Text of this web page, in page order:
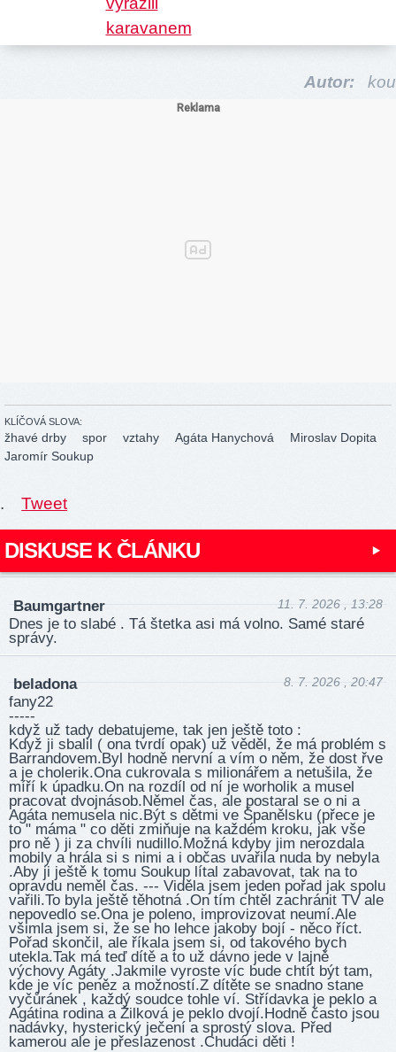
Autor: kou
KLÍČOVÁ SLOVA:
žhavé drby spor vztahy Agáta Hanychová
Miroslav Dopita
Jaromír Soukup
. Tweet
DISKUSE K ČLÁNKU
Baumgartner 11. 7. 2026 , 13:28
Dnes je to slabé . Tá štetka asi má volno. Samé staré
správy.
beladona 8. 7. 2026 , 20:47
fany22
-----
když už tady debatujeme, tak jen ještě toto :
Když ji sbalil ( ona tvrdí opak) už věděl, že má problém s
Barrandovem.Byl hodně nervní a vím o něm, že dost řve
a je cholerik.Ona cukrovala s milionářem a netušila, že
míří k úpadku.On na rozdíl od ní je worholik a musel
pracovat dvojnásob.Němel čas, ale postaral se o ni a
Agáta nemusela nic.Být s dětmi ve Španělsku (přece je
to " máma " co děti zmiňuje na každém kroku, jak vše
pro ně ) ji za chvíli nudillo.Možná kdyby jim nerozdala
mobily a hrála si s nimi a i občas uvařila nuda by nebyla
.Aby ji ještě k tomu Soukup lítal zabavovat, tak na to
opravdu neměl čas. --- Viděla jsem jeden pořad jak spolu
vařili.To byla ještě těhotná .On tím chtěl zachránit TV ale
nepovedlo se.Ona je poleno, improvizovat neumí.Ale
všimla jsem si, že se ho lehce jakoby bojí - něco říct.
Pořad skončil, ale říkala jsem si, od takového bych
utekla.Tak má teď dítě a to už dávno jede v lajně
výchovy Agáty .Jakmile vyroste víc bude chtít být tam,
kde je víc peněz a možností.Z dítěte se snadno stane
vyčůránek , každý soudce tohle ví. Střídavka je peklo a
Agátina rodina a Žilková je peklo dvojí.Hodně často jsou
nadávky, hysterický ječení a sprostý slova. Před
kamerou ale je přeslazenost .Chudáci děti !